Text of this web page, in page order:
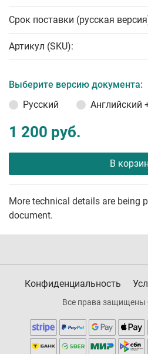
Срок поставки (русская
Артикул (SKU):
Выберите версию документа:
Русский
Английский
1 200 руб.
В
More technical details are being
document.
Конфиденциальность
Все права защищены